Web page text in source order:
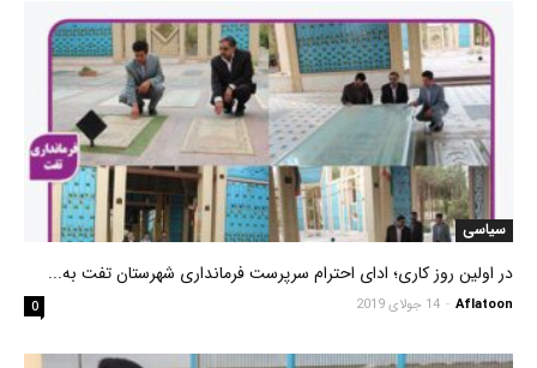
سیاسی
در اولین روز کاری؛ ادای احترام سرپرست فرمانداری شهرستان تفت به...
Aflatoon
- 14 جولای 2019 0